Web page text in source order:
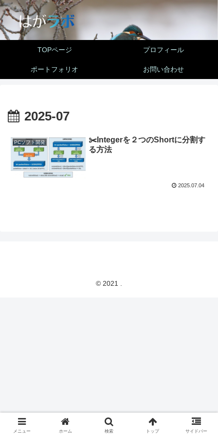
TOPページ プロフィール
ポートフォリオ お問い合わせ
2025-07
PCソフト開発
✂️Integerを２つのShortに分割す
る方法
2025.07.04
© 2021 .
メニュー ホーム 検索 トップ サイドバー